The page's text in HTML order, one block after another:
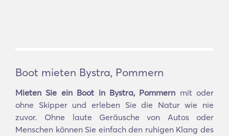
Boot mieten Bystra, Pommern
Mieten Sie ein Boot in Bystra, Pommern mit oder
ohne Skipper und erleben Sie die Natur wie nie
zuvor. Ohne laute Geräusche von Autos oder
Menschen können Sie einfach den ruhigen Klang des